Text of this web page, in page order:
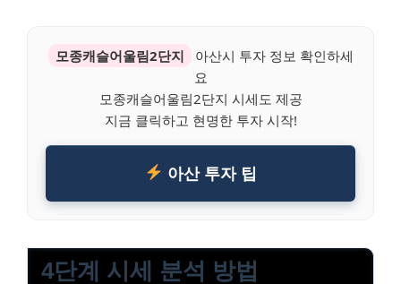
모종캐슬어울림2단지
아산시 투자 정보 확인하세
요
모종캐슬어울림2단지 시세도 제공
지금 클릭하고 현명한 투자 시작!
아산 투자 팁
4단계 시세 분석 방법